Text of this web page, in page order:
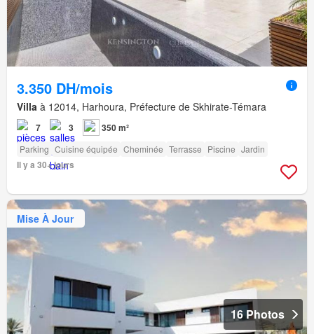
3.350 DH/mois
Villa à 12014, Harhoura, Préfecture de Skhirate-Témara
7 3 350 m²
Parking Cuisine équipée Cheminée Terrasse Piscine Jardin
Il y a 30+ jours
Mise À Jour
16 Photos